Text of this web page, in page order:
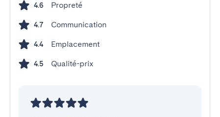
4.6 Propreté
4.7 Communication
4.4 Emplacement
4.5 Qualité-prix